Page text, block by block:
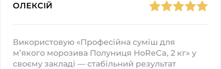
ОЛЕКСІЙ
Використовую «Професійна суміш для
м’якого морозива Полуниця HoReCa, 2 кг» у
своєму закладі — стабільний результат